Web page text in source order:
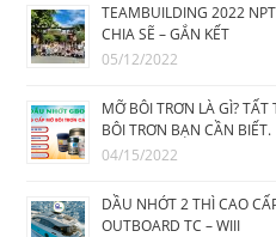
TEAMBUILDING 2022
CHIA SẼ – GẮN KẾT
05/12/2022
MỠ BÔI TRƠN LÀ GÌ?
BÔI TRƠN BẠN CẦN BIẾT.
04/15/2022
DẦU NHỚT 2 THÌ CAO
OUTBOARD TC – WIII